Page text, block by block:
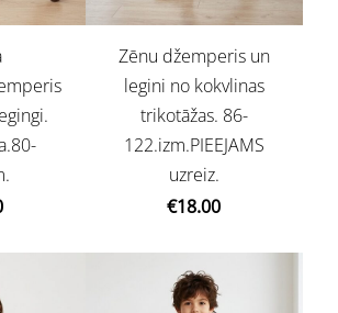
Zēnu džemperis un
legini no kokvlinas
trikotāžas. 86-
122.izm.PIEEJAMS
uzreiz.
€18.00